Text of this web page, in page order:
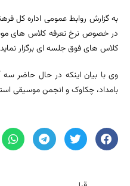
به گزارش روابط عمومی اداره کل
کلاس های فوق جلسه ای برگزار
وی با بیان اینکه در حال حاضر
بامداد، چکاوک و انجمن موسیقی